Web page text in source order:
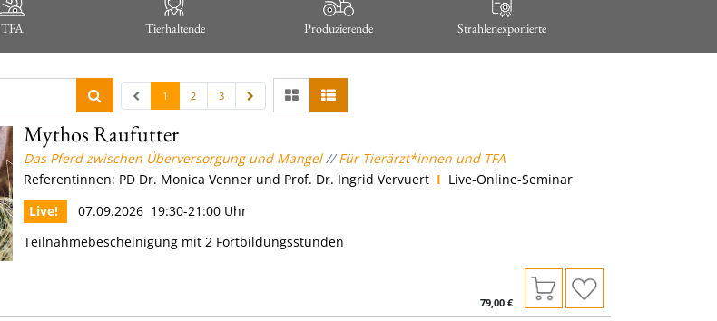
TFA Tierhaltende Produzierende Strahlenexponierte
1 2 3
Mythos Raufutter
Das Pferd zwischen Überversorgung und Mangel//Für Tierärzt*innen und TFA
Referentinnen: PD Dr. Monica Venner und Prof. Dr. Ingrid Vervuert I Live-Online-Seminar
Live!
07.09.2026 19:30-21:00 Uhr
Teilnahmebescheinigung mit 2 Fortbildungsstunden
79,00€